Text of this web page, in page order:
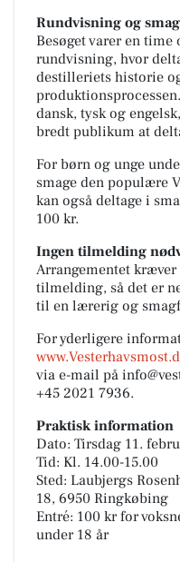
Rundvisning og
Besøget varer en
rundvisning, hvor
destilleriets historie
dansk, tysk og
bredt publikum at
For børn og unge
smage den populære
kan også deltage i
100 kr.
Ingen tilmelding
Arrangementet
tilmelding, så det er
til en lærerig og
For yderligere
via e-mail på
+45 2021 7936.
Praktisk information
Dato: Tirsdag 11.
Tid: Kl. 14.00-15.00
Sted: Laubjergs
18, 6950 Ringkøbing
Entré: 100 kr for
under 18 år